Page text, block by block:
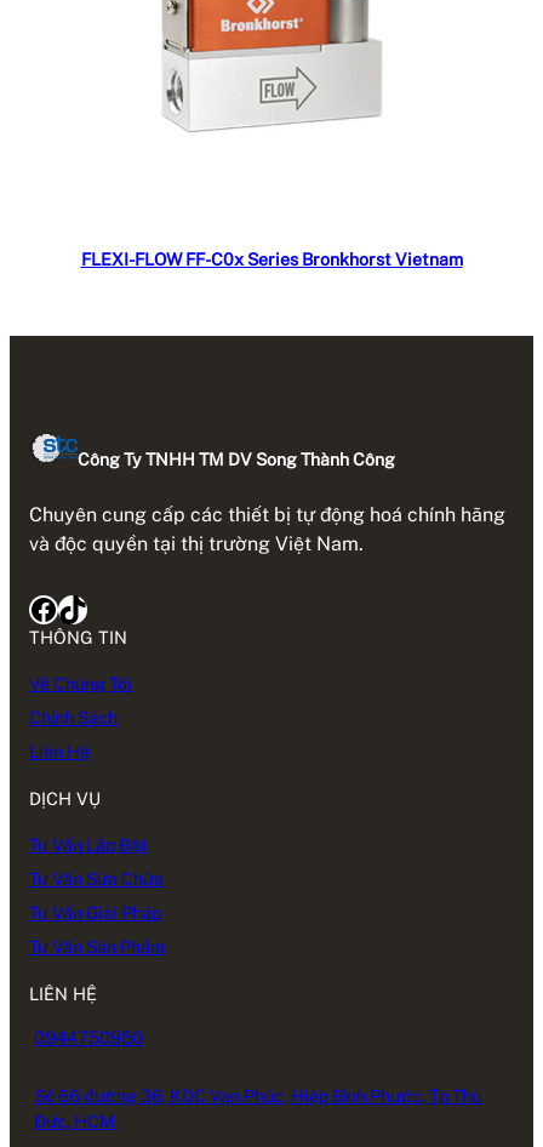
Đọc tiếp
FLEXI-FLOW FF-C0x Series Bronkhorst Vietnam
Công Ty TNHH TM DV Song Thành Công
Chuyên cung cấp các thiết bị tự động hoá chính hãng
và độc quyền tại thị trường Việt Nam.
Facebook TikTok
THÔNG TIN
Về Chúng Tôi
Chính Sách
Liên Hệ
DỊCH VỤ
Tư Vấn Lắp Đặt
Tư Vấn Sửa Chữa
Tư Vấn Giải Pháp
Tư Vấn Sản Phẩm
LIÊN HỆ
0944750950
Số 66 đường 36, KDC Vạn Phúc, Hiệp Bình Phước, Tp Thủ
Đức, HCM